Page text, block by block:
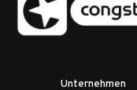
Unternehmen